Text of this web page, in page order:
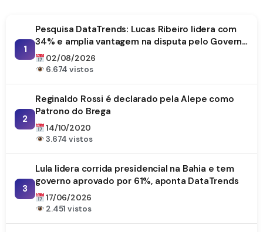
1
Pesquisa DataTrends: Lucas Ribeiro lidera com
34% e amplia vantagem na disputa pelo Governo
da Paraíba
02/08/2026
6.674 vistos
2
Reginaldo Rossi é declarado pela Alepe como
Patrono do Brega
14/10/2020
3.674 vistos
3
Lula lidera corrida presidencial na Bahia e tem
governo aprovado por 61%, aponta DataTrends
17/06/2026
2.451 vistos